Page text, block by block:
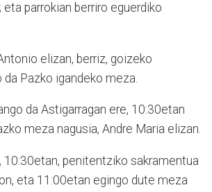
parrokian berriro eguerdiko
elizan, berriz, goizeko
Pazko igandeko meza.
da Astigarragan ere, 10:30etan
meza nagusia, Andre Maria elizan.
10:30etan, penitentziko sakramentua
eta 11:00etan egingo dute meza